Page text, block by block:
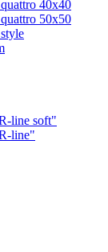
40x40
50x50
line soft"
line"